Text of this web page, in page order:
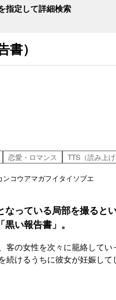
指定して詳細検索
）
恋愛・ロマンス TTS（読み上
コウアマガフイタイソブエ
なっている局部を撮ると
い報告書」。
客の女性を次々に籠絡して
続けるうちに彼女が妊娠し